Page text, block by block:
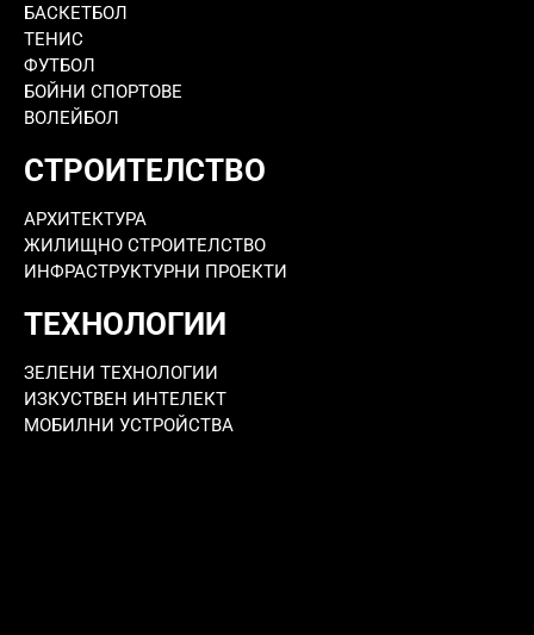
БАСКЕТБОЛ
ТЕНИС
ФУТБОЛ
БОЙНИ СПОРТОВЕ
ВОЛЕЙБОЛ
СТРОИТЕЛСТВО
АРХИТЕКТУРА
ЖИЛИЩНО СТРОИТЕЛСТВО
ИНФРАСТРУКТУРНИ ПРОЕКТИ
ТЕХНОЛОГИИ
ЗЕЛЕНИ ТЕХНОЛОГИИ
ИЗКУСТВЕН ИНТЕЛЕКТ
МОБИЛНИ УСТРОЙСТВА